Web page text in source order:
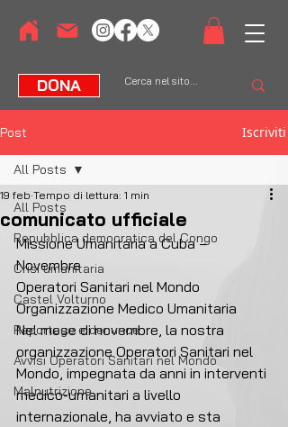
DONA
Post Iscriviti
All Posts
Repubblica democratica del Congo
Crisi umanitaria
Castel Volturno
Reportage e denunce
Avvisi Operatori Sanitari nel Mondo
Malnutrizione
All Posts
comunicato ufficiale
19 feb Tempo di lettura: 1 min
Missione Umanitaria a Cuba –
Novembre
Operatori Sanitari nel Mondo
Organizzazione Medico Umanitaria
Nel mese di novembre, la nostra
organizzazione Operatori Sanitari nel
Mondo, impegnata da anni in interventi
medico-umanitari a livello
internazionale, ha avviato e sta